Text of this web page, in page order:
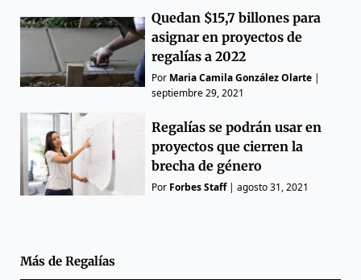
Quedan $15,7 billones para
asignar en proyectos de
regalías a 2022
Por Maria Camila González Olarte |
septiembre 29, 2021
Regalías se podrán usar en
proyectos que cierren la
brecha de género
Por Forbes Staff|agosto 31, 2021
Más de Regalías